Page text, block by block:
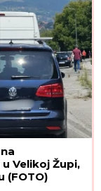
Velikoj Župi,
(FOTO)